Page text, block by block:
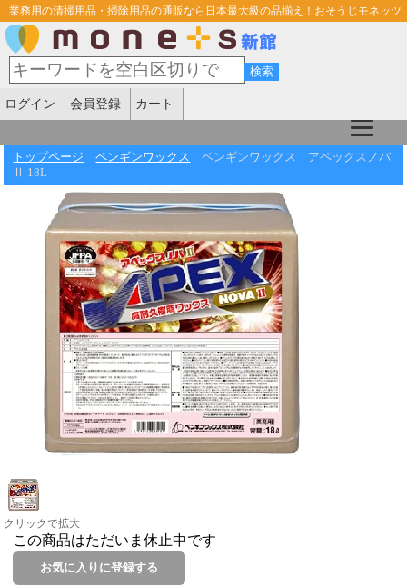
業務用の清掃用品・掃除用品の通販なら日本最大級の品揃え！おそうじモネッツ
ログイン 会員登録 カート
トップページ ペンギンワックス
ペンギンワックス アペックスノバ
Ⅱ 18L
クリックで拡大
この商品はただいま休止中です